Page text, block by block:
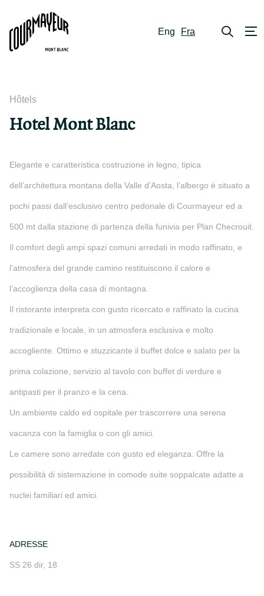
Eng Fra
Hôtels
Hotel Mont Blanc
Elegante e caratteristica costruzione in legno, tipica
dell’architettura montana della Valle d’Aosta, l’albergo è situato a
pochi passi dall’esclusivo centro pedonale di Courmayeur ed a
500 mt dalla stazione di partenza della funivia per Plan Checrouit.
Il comfort degli ampi spazi comuni arredati in modo raffinato, e
l’atmosfera del grande camino restituiscono il calore e
l’accoglienza della casa di montagna.
Il ristorante interpreta con gusto ricercato e raffinato la cucina
tradizionale e locale, in un atmosfera esclusiva e molto
accogliente. Ottimo e stuzzicante il buffet dolce e salato per la
prima colazione, servizio al tavolo con buffet di verdure e
antipasti per il pranzo e la cena.
Un ambiente caldo ed ospitale per trascorrere una serena
vacanza con la famiglia o con gli amici.
Le camere sono arredate con gusto ed eleganza. Offre la
possibilità di sistemazione in comode suite soppalcate adatte a
nuclei familiari ed amici.
ADRESSE
SS 26 dir, 18